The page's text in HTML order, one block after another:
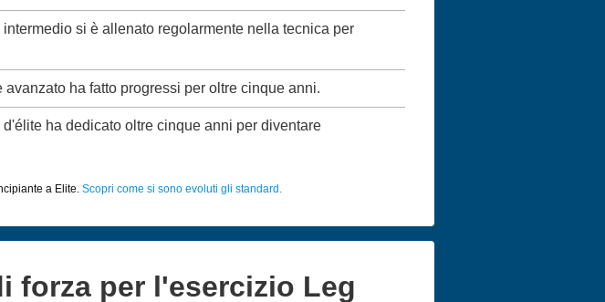
si è allenato regolarmente nella tecnica per
ha fatto progressi per oltre cinque anni.
ha dedicato oltre cinque anni per diventare
a Elite. Scopri come si sono evoluti gli standard.
forza per l'esercizio Leg